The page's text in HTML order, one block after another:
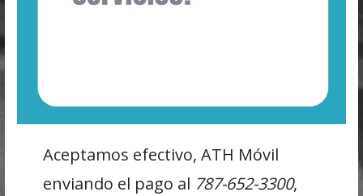
Aceptamos efectivo, ATH Móvil
enviando el pago al 787-652-3300,